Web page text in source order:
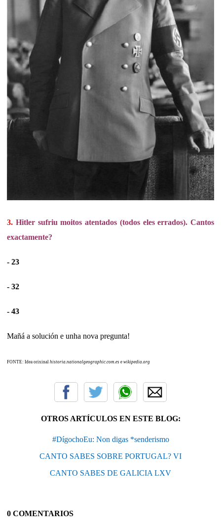
3. Hitler sufriu moitos atentados (todos eles errados). Cantos
exactamente?
- 23
- 32
- 43
Mañá a solución e unha nova pregunta!
FONTE: Idea orixinal historia.nationalgeographic.com.es e wikipedia.org
OTROS ARTÍCULOS EN ESTE BLOG:
#DígochoEu: Non digas *senderismo
CANTO SABES SOBRE PORTUGAL? VI
CANTO SABES DE GALICIA LXV
0 COMENTARIOS